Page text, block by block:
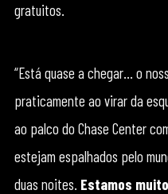
gratuitos.
“Está quase a chegar… o
praticamente ao virar da
ao palco do Chase Center
estejam espalhados pelo
duas noites. Estamos